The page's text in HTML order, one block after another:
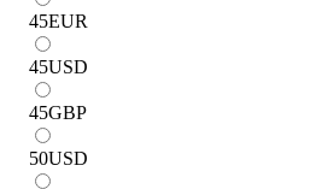
45EUR
45USD
45GBP
50USD